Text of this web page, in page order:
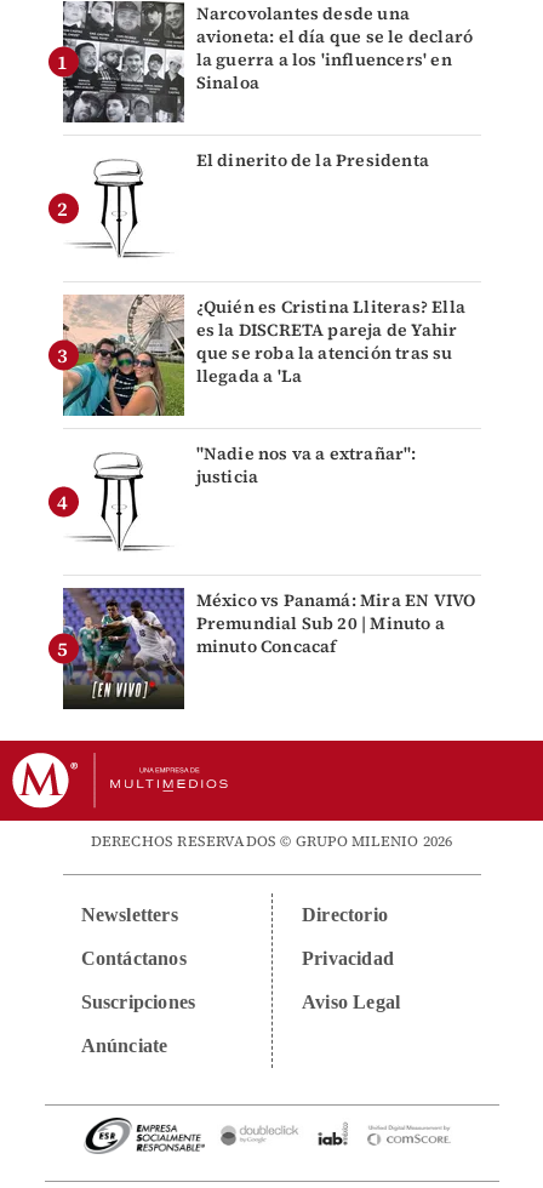
Narcovolantes desde una
avioneta: el día que se le declaró
la guerra a los 'influencers' en
Sinaloa
El dinerito de la Presidenta
¿Quién es Cristina Lliteras? Ella
es la DISCRETA pareja de Yahir
que se roba la atención tras su
llegada a 'La
"Nadie nos va a extrañar":
justicia
México vs Panamá: Mira EN VIVO
Premundial Sub 20 | Minuto a
minuto Concacaf
DERECHOS RESERVADOS © GRUPO MILENIO 2026
Newsletters
Contáctanos
Suscripciones
Anúnciate
Directorio
Privacidad
Aviso Legal